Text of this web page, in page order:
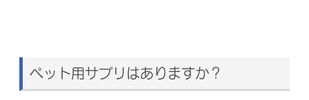
ペット用サプリはありますか？